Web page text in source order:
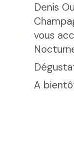
Denis
vous
A